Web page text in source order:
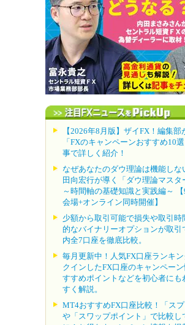
【2026年8月版】ザイFX！編集部
「FXのキャンペーンおすすめ10
事で詳しく紹介！
なぜあなたのダウ理論は機能しな
田向宏行が導く「ダウ理論マスタ
～時間軸の基礎知識と実践編～ 【
会場+オンライン同時開催】
少額から取引可能で損失や取引時
的なバイナリーオプションが取引
内全7口座を徹底比較。
毎月更新中！人気FX口座ランキ
クインしたFX口座のキャンペー
すすめポイントなどを初心者にも
すく解説。
MT4おすすめFX口座比較！「スプ
や「スワップポイント」で比較し